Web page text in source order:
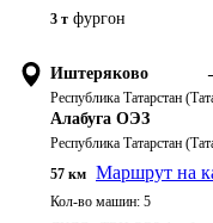
3 т фургон
Иштеряково
Республика Татарстан
Алабуга ОЭЗ
Республика Татарстан
57 км Маршрут на
Кол-во машин: 5